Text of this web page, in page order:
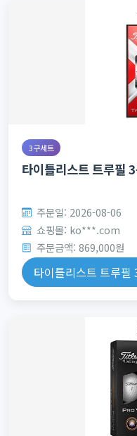
3구세트
타이틀리스트 트루필
주문일: 2026-08-06
쇼핑몰: ko***.com
주문금액: 869,000원
타이틀리스트 트루필